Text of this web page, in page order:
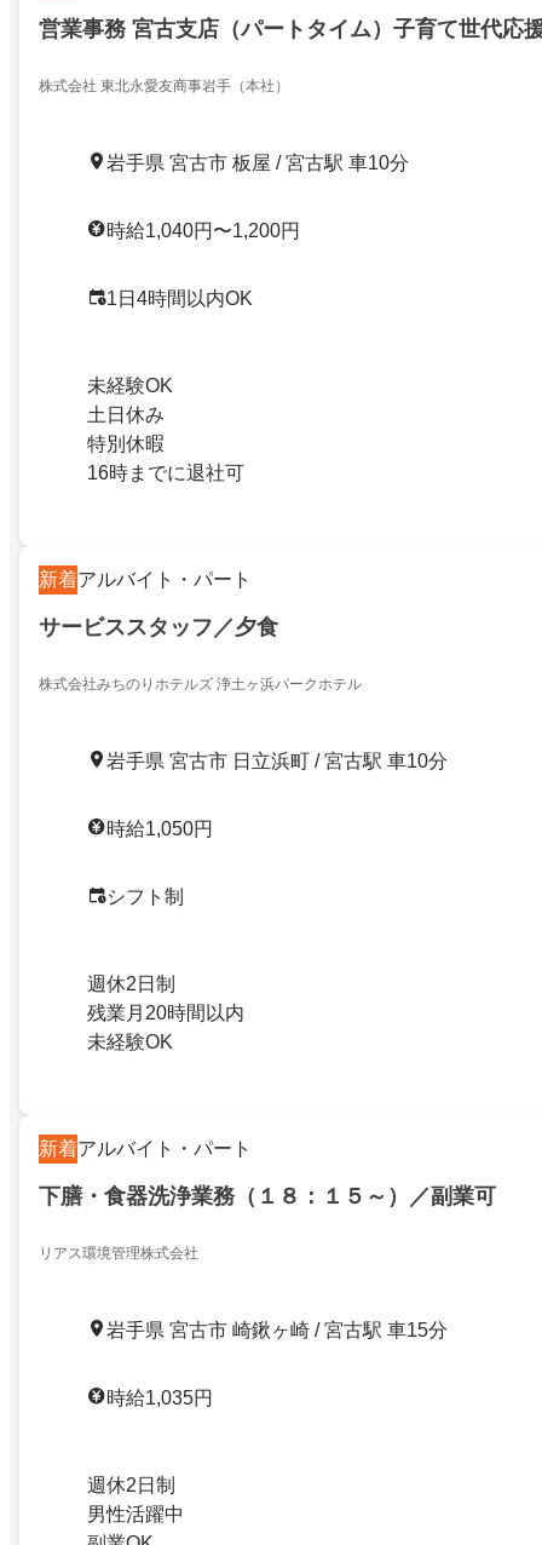
営業事務 宮古支店（パートタイム）子育て世代応
株式会社 東北永愛友商事岩手（本社）
岩手県 宮古市 板屋 / 宮古駅 車10分
時給1,040円〜1,200円
1日4時間以内OK
未経験OK
土日休み
特別休暇
16時までに退社可
新着アルバイト・パート
サービススタッフ／夕食
株式会社みちのりホテルズ 浄土ヶ浜パークホテル
岩手県 宮古市 日立浜町 / 宮古駅 車10分
時給1,050円
シフト制
週休2日制
残業月20時間以内
未経験OK
新着アルバイト・パート
下膳・食器洗浄業務（１８：１５～）／副業可
リアス環境管理株式会社
岩手県 宮古市 崎鍬ヶ崎 / 宮古駅 車15分
時給1,035円
週休2日制
男性活躍中